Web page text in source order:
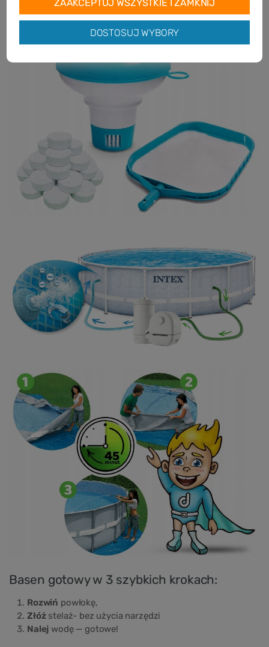
Siatkado wyławiania nieczystości
Basen gotowy w 3 szybkich krokach:
Rozwiń powłokę,
Złóżstelaż- bez użycia narzędzi
Nalej wodę — gotowe!
DOSTOSUJ WYBORY
ZAAKCEPTUJ WSZYSTKIE I ZAMKNIJ